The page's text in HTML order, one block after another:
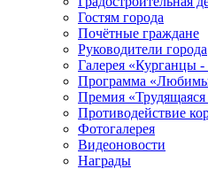
Гостям города
Почётные граждане
Руководители города
Галерея «Курганцы -
Программа
Премия
Противодействие
Фотогалерея
Видеоновости
Награды